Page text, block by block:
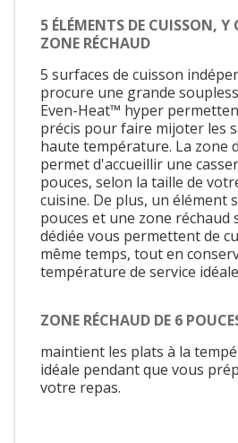
5 ÉLÉMENTS DE CUISSON, Y
ZONE RÉCHAUD
5 surfaces de cuisson
procure une grande
Even-Heat™ hyper
précis pour faire mijoter les
haute température. La zone
permet d'accueillir une
pouces, selon la taille de
cuisine. De plus, un élément
pouces et une zone réchaud
dédiée vous permettent de
même temps, tout en
température de service
ZONE RÉCHAUD DE 6
maintient les plats à la
idéale pendant que vous
votre repas.